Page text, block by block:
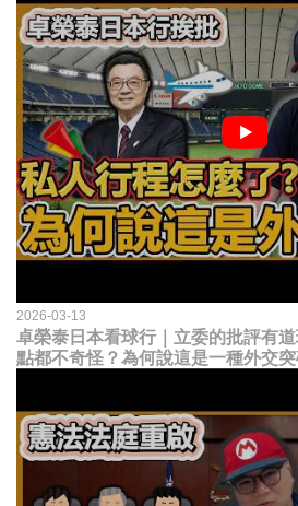
2026-03-13
卓榮泰日本看球行｜立委的批評有
點都不奇怪？為何說這是一種外交突